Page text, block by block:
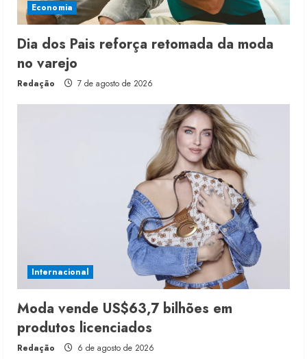
Economia
Dia dos Pais reforça retomada da moda
no varejo
Redação 7 de agosto de 2026
Internacional
Moda vende US$63,7 bilhões em
produtos licenciados
Redação 6 de agosto de 2026